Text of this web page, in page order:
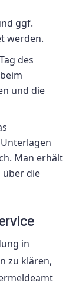
ggf.
werden.
des
und die
Man erhält
über die
in
zu klären,